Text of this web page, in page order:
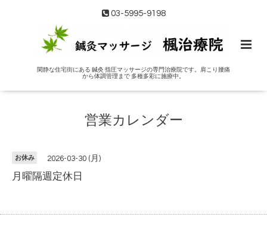
03-5995-9198
閑静な住宅街にある 鍼灸 指圧マッサージの専門治療院です。肩こり腰痛
から体調管理まで 多種多彩に施療中。
営業カレンダー
お休み 2026-03-30 (月)
月曜隔週定休日